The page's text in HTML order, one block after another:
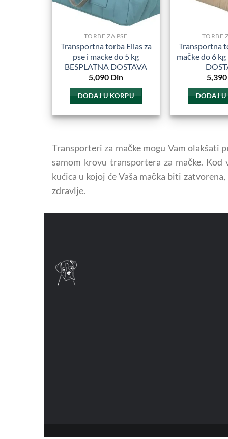
TORBE ZA PSE
Transportna torba Elias za
pse i macke do 5 kg
BESPLATNA DOSTAVA
5,090 Din
DODAJ U KORPU
TORBE
Transportna
mačke do 6 kg
5,390
DODAJ U
Transporteri za mačke mogu Vam olakšati
samom krovu transportera za mačke.
kućica u kojoj će Vaša mačka biti
zdravlje.